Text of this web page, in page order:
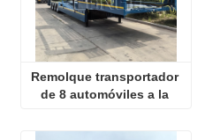
Remolque transportador
de 8 automóviles a la